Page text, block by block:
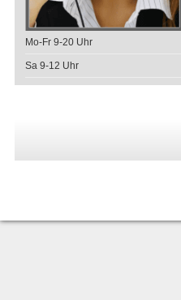
Mo-Fr 9-20 Uhr
Sa 9-12 Uhr